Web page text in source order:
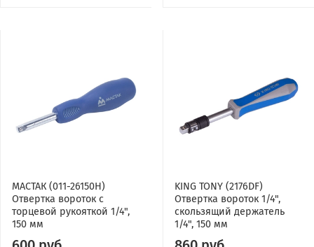
МАСТАК (011-26150H)
Отвертка вороток с
торцевой рукояткой 1/4",
150 мм
KING TONY (2176DF)
Отвертка вороток 1/4",
скользящий держатель
1/4", 150 мм